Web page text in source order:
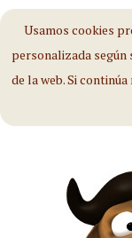
Usamos cookies
personalizada según
de la web. Si